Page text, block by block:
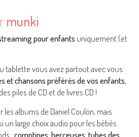
munki
pour enfants uniquement (et
tablette vous avez partout avec vous
et chansons préférés de vos enfants,
piles de CD et de livres CD !
albums de Daniel Coulon, mais
un large choix audio pour les bébés
:comptines, berceuses, tubes des